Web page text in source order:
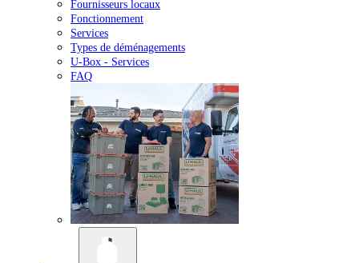
Fournisseurs locaux
Fonctionnement
Services
Types de déménagements
U-Box - Services
FAQ